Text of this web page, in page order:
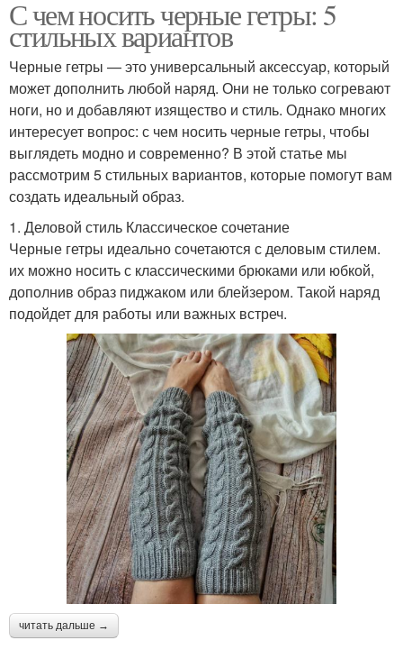
С чем носить черные гетры: 5
стильных вариантов
Черные гетры — это универсальный аксессуар, который
может дополнить любой наряд. Они не только согревают
ноги, но и добавляют изящество и стиль. Однако многих
интересует вопрос: с чем носить черные гетры, чтобы
выглядеть модно и современно? В этой статье мы
рассмотрим 5 стильных вариантов, которые помогут вам
создать идеальный образ.
1. Деловой стиль Классическое сочетание
Черные гетры идеально сочетаются с деловым стилем.
их можно носить с классическими брюками или юбкой,
дополнив образ пиджаком или блейзером. Такой наряд
подойдет для работы или важных встреч.
читать дальше →